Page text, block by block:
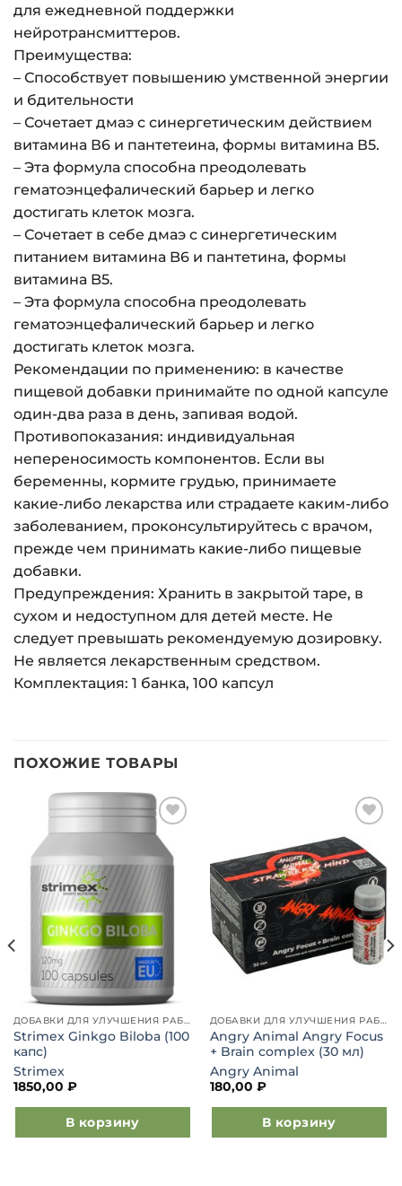
для ежедневной поддержки
нейротрансмиттеров.
Преимущества:
– Способствует повышению умственной энергии
и бдительности
– Сочетает дмаэ с синергетическим действием
витамина В6 и пантетеина, формы витамина В5.
– Эта формула способна преодолевать
гематоэнцефалический барьер и легко
достигать клеток мозга.
– Сочетает в себе дмаэ с синергетическим
питанием витамина B6 и пантетина, формы
витамина B5.
– Эта формула способна преодолевать
гематоэнцефалический барьер и легко
достигать клеток мозга.
Рекомендации по применению: в качестве
пищевой добавки принимайте по одной капсуле
один-два раза в день, запивая водой.
Противопоказания: индивидуальная
непереносимость компонентов. Если вы
беременны, кормите грудью, принимаете
какие-либо лекарства или страдаете каким-либо
заболеванием, проконсультируйтесь с врачом,
прежде чем принимать какие-либо пищевые
добавки.
Предупреждения: Хранить в закрытой таре, в
сухом и недоступном для детей месте. Не
следует превышать рекомендуемую дозировку.
Не является лекарственным средством.
Комплектация: 1 банка, 100 капсул
ПОХОЖИЕ ТОВАРЫ
Добавить
в список
желаний
ДОБАВКИ ДЛЯ УЛУЧШЕНИЯ РАБОТЫ МОЗГА
Strimex Ginkgo Biloba (100
капс)
Strimex
1850,00 ₽
В корзину
Добавить
в список
желаний
ДОБАВКИ ДЛЯ УЛУЧШЕНИЯ РАБОТЫ МОЗГА
Angry Animal Angry Focus
+ Brain complex (30 мл)
Angry Animal
180,00 ₽
В корзину